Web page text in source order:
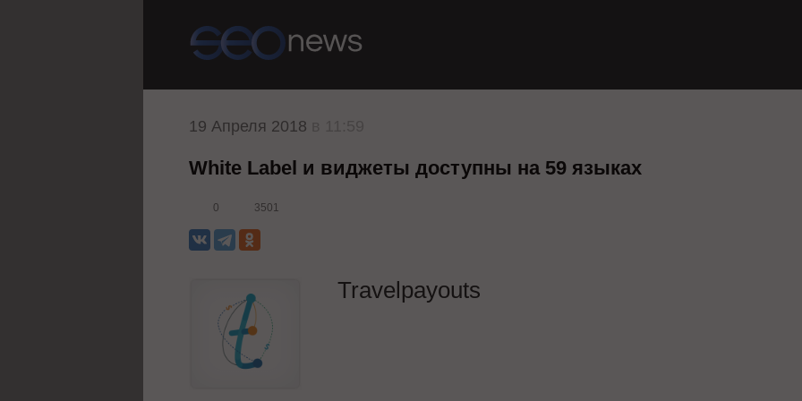
19 Апреля 2018
White Label и виджеты доступны на 59 языках
0 3501
Travelpayouts